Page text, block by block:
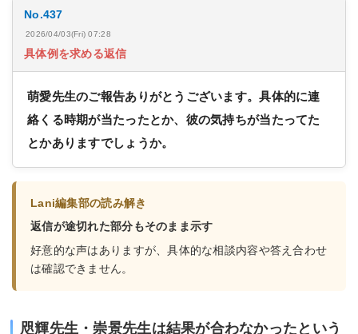
No.437
2026/04/03(Fri) 07:28
具体例を求める返信
萌愛先生のご報告ありがとうございます。具体的に連
絡くる時期が当たったとか、彼の気持ちが当たってた
とかありますでしょうか。
Lani編集部の読み解き
返信が途切れた部分もそのまま示す
好意的な声はありますが、具体的な相談内容や答え合わせ
は確認できません。
咫輝先生・崇景先生は結果が合わなかったという